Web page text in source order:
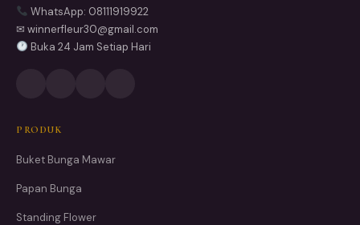
WhatsApp: 08111919922
✉ winnerfleur30@gmail.com
Buka 24 Jam Setiap Hari
PRODUK
Buket Bunga Mawar
Papan Bunga
Standing Flower